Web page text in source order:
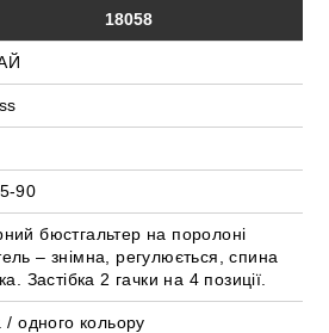
18058
90
бюстгальтер на поролоні
– знімна, регулюється, спина
Застібка 2 гачки на 4 позиції.
/ одного кольору